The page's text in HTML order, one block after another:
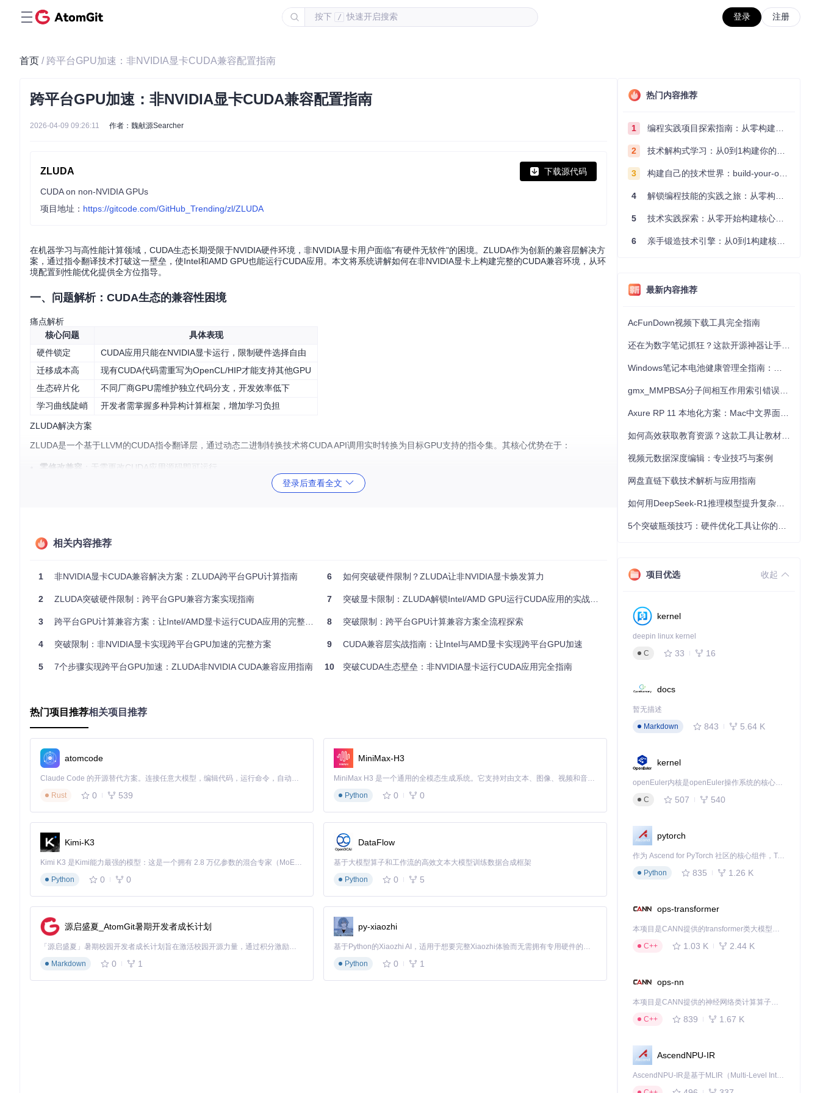
按下 / 快速开启搜索 登录 注册
首页 / 跨平台GPU加速：非NVIDIA显卡CUDA兼容配置指南
跨平台GPU加速：非NVIDIA显卡CUDA兼容配置指南
2026-04-09 09:26:11 作者：魏献源Searcher
ZLUDA 下载源代码
CUDA on non-NVIDIA GPUs
项目地址： https://gitcode.com/GitHub_Trending/zl/ZLUDA
在机器学习与高性能计算领域，CUDA生态长期受限于NVIDIA硬件环境，非NVIDIA显卡用户面临"有硬件无软件"的困境。ZLUDA作为创新的兼容层解决方
案，通过指令翻译技术打破这一壁垒，使Intel和AMD GPU也能运行CUDA应用。本文将系统讲解如何在非NVIDIA显卡上构建完整的CUDA兼容环境，从环
境配置到性能优化提供全方位指导。
一、问题解析：CUDA生态的兼容性困境
痛点解析
核心问题
具体表现
硬件锁定
CUDA应用只能在NVIDIA显卡运行，限制硬件选择自由
迁移成本高
现有CUDA代码需重写为OpenCL/HIP才能支持其他GPU
生态碎片化
不同厂商GPU需维护独立代码分支，开发效率低下
学习曲线陡峭
开发者需掌握多种异构计算框架，增加学习负担
ZLUDA解决方案
ZLUDA是一个基于LLVM的CUDA指令翻译层，通过动态二进制转换技术将CUDA API调用实时转换为目标GPU支持的指令集。其核心优势在于：
零修改兼容 ：无需更改CUDA应用源码即可运行
AMD RDNA3
完全支持 PCIe 4.0/5.0 ★★★★☆
科学计算/AI加速
AMD RDNA2
完全支持 PCIe 4.0 ★★★★☆
图形渲染/并行计算
AMD RDNA
PCIe 4.0
驱动安装
Intel Arc显卡：安装Intel Arc Control 1.60.4785或更高版本
AMD显卡：安装Radeon Software Adrenalin 24.3.1或更新版本
预期结果：设备管理器中显示GPU型号且无黄色感叹号
系统组件检查
# 确认PowerShell版本≥7.0
$PSVersionTable
预期结果：DirectX 12支持，PowerShell版本≥7.0
Linux平台
ROCm环境部署
# Ubuntu 22.04示例
sudo apt update && sudo apt install libnuma-dev
sudo apt update && sudo
登录后查看全文
相关内容推荐
1 非NVIDIA显卡CUDA兼容解决方案：ZLUDA跨平台GPU计算指南
2 ZLUDA突破硬件限制：跨平台GPU兼容方案实现指南
3 跨平台GPU计算兼容方案：让Intel/AMD显卡运行CUDA应用的完整指南
4 突破限制：非NVIDIA显卡实现跨平台GPU加速的完整方案
5 7个步骤实现跨平台GPU加速：ZLUDA非NVIDIA CUDA兼容应用指南
6 如何突破硬件限制？ZLUDA让非NVIDIA显卡焕发算力
7 突破显卡限制：ZLUDA解锁Intel/AMD GPU运行CUDA应用的实战指南
8 突破限制：跨平台GPU计算兼容方案全流程探索
9 CUDA兼容层实战指南：让Intel与AMD显卡实现跨平台GPU加速
10 突破CUDA生态壁垒：非NVIDIA显卡运行CUDA应用完全指南
热门项目推荐相关项目推荐
atomcode
Claude Code 的开源替代方案。连接任意大模型，编辑代码，运行命令，自动验证 — 全自动执行。用 Rust 构建，极致性能。 ｜ An open-source alternative to Claude Code. Connect any LLM, edit code, run commands, and verify changes — autonomously. Built in Rust for speed. Get Started
Rust
0 539
MiniMax-H3
MiniMax H3 是一个通用的全模态生成系统。它支持对由文本、图像、视频和音频组成的多模态上下文进行统一理解，并能生成分辨率高达 2K、时长可达 15 秒的带原生立体声音频的视频。得益于面向任务泛化的系统设计，H3 在预训练阶段就已具备广泛的多模态上下文理解与生成能力，能够出色地执行复杂的多模态指令。
Python
0 0
Kimi-K3
Kimi K3 是Kimi能力最强的模型：这是一个拥有 2.8 万亿参数的混合专家（MoE）模型，具备原生视觉理解能力，并支持 100 万 token 的上下文窗口。
Python
0 0
DataFlow
基于大模型算子和工作流的高效文本大模型训练数据合成框架
Python
0 5
源启盛夏_AtomGit暑期开发者成长计划
「源启盛夏」暑期校园开发者成长计划旨在激活校园开源力量，通过积分激励、认证扶持、资源倾斜等形式，引导高校组织和开发者完成「入驻 — 建项目 — 做贡献 — 获认证 — 得资源」的完整闭环。无论你是想带领社团入驻平台的组织者，还是希望用代码贡献证明自己的开发者，都能在这里找到属于你的成长路径。
Markdown
0 1
py-xiaozhi
基于Python的Xiaozhi AI，适用于想要完整Xiaozhi体验而无需拥有专用硬件的用户。
Python
0 1
热门内容推荐
1 编程实践项目探索指南：从零构建技术能力体系
2 技术解构式学习：从0到1构建你的编程知识体系
3 构建自己的技术世界：build-your-own-x项目的实践探索指南
4 解锁编程技能的实践之旅：从零构建你的技术世界
5 技术实践探索：从零开始构建核心系统的实践指南
6 亲手锻造技术引擎：从0到1构建核心系统的实践指南
最新内容推荐
AcFunDown视频下载工具完全指南
视频元数据深度编辑：专业技巧与案例
网盘直链下载技术解析与应用指南
项目优选 收起
kernel
deepin linux kernel
C
33 16
docs
暂无描述
Markdown
843 5.64 K
kernel
openEuler内核是openEuler操作系统的核心，既是系统性能与稳定性的基石，也是连接处理器、设备与服务的桥梁。
C
507 540
pytorch
作为 Ascend for PyTorch 社区的核心组件，TorchNPU 是昇腾专为 PyTorch 打造的深度学习适配插件，使 PyTorch 框架能够直接调用昇腾 NPU，为开发者提供昇腾 AI 处理器的超强算力。
Python
835 1.26 K
ops-transformer
本项目是CANN提供的transformer类大模型算子库，实现网络在NPU上加速计算。
C++
1.03 K 2.44 K
ops-nn
本项目是CANN提供的神经网络类计算算子库，实现网络在NPU上加速计算。
C++
839 1.67 K
AscendNPU-IR
AscendNPU-IR是基于MLIR（Multi-Level Intermediate Representation）构建的，面向昇腾亲和算子编译时使用的中间表示，提供昇腾完备表达能力，通过编译优化提升昇腾AI处理器计算效率，支持通过生态框架使能昇腾AI处理器与深度调优